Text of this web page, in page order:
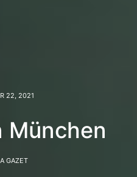
22, 2021
München
GAZET